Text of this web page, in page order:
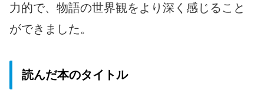
力的で、物語の世界観をより深く感じること
ができました。
読んだ本のタイトル